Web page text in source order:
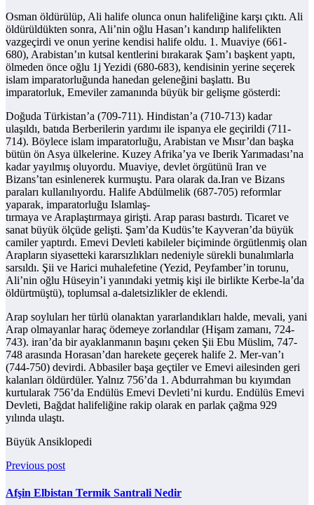
Osman öldürülüp, Ali halife olunca onun halifeliğine karşı çıktı. Ali
öldürüldükten sonra, Ali’nin oğlu Hasan’ı kandırıp halifelikten
vazgeçirdi ve onun yerine kendisi halife oldu. 1. Muaviye (661-
680), Arabistan’ın kutsal kentlerini bırakarak Şam’ı başkent yaptı,
ölmeden önce oğlu 1j Yezidi (680-683), kendisinin yerine seçerek
islam imparatorluğunda hanedan geleneğini başlattı. Bu
imparatorluk, Emeviler zamanında büyük bir gelişme gösterdi:
Doğuda Türkistan’a (709-711). Hindistan’a (710-713) kadar
ulaşıldı, batıda Berberilerin yardımı ile ispanya ele geçirildi (711-
714). Böylece islam imparatorluğu, Arabistan ve Mısır’dan başka
bütün ön Asya ülkelerine. Kuzey Afrika’ya ve Iberik Yarımadası’na
kadar yayılmış oluyordu. Muaviye, devlet örgütünü Iran ve
Bizans’tan esinlenerek kurmuştu. Para olarak da.Iran ve Bizans
paraları kullanılıyordu. Halife Abdülmelik (687-705) reformlar
yaparak, imparatorluğu Islamlaş-
tırmaya ve Araplaştırmaya girişti. Arap parası bastırdı. Ticaret ve
sanat büyük ölçüde gelişti. Şam’da Kudüs’te Kayveran’da büyük
camiler yaptırdı. Emevi Devleti kabileler biçiminde örgütlenmiş olan
Arapların siyasetteki kararsızlıkları nedeniyle sürekli bunalımlarla
sarsıldı. Şii ve Harici muhalefetine (Yezid, Peyfamber’in torunu,
Ali’nin oğlu Hüseyin’i yanındaki yetmiş kişi ile birlikte Kerbe-la’da
öldürtmüştü), toplumsal a-daletsizlikler de eklendi.
Arap soyluları her türlü olanaktan yararlandıkları halde, mevali, yani
Arap olmayanlar haraç ödemeye zorlandılar (Hişam zamanı, 724-
743). iran’da bir ayaklanmanın başını çeken Şii Ebu Müslim, 747-
748 arasında Horasan’dan harekete geçerek halife 2. Mer-van’ı
(744-750) devirdi. Abbasiler başa geçtiler ve Emevi ailesinden geri
kalanları öldürdüler. Yalnız 756’da 1. Abdurrahman bu kıyımdan
kurtularak 756’da Endülüs Emevi Devleti’ni kurdu. Endülüs Emevi
Devleti, Bağdat halifeliğine rakip olarak en parlak çağma 929
yılında ulaştı.
Büyük Ansiklopedi
Previous post
Afşin Elbistan Termik Santrali Nedir